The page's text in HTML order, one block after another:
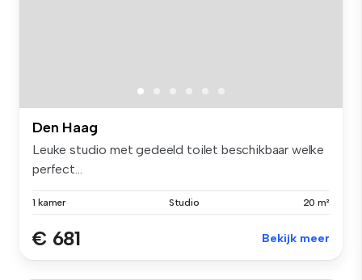
Den Haag
Leuke studio met gedeeld toilet beschikbaar welke
perfect...
1 kamer Studio 20 m²
€ 681 Bekijk meer